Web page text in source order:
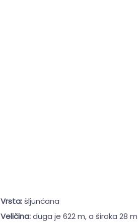
Vrsta:šljunčana
Veličina:duga je 622 m, a široka 28 m